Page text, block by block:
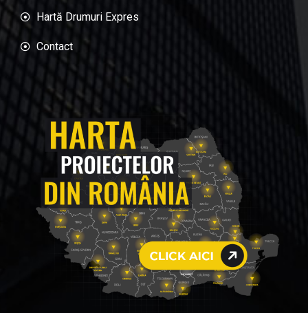
Hartă Drumuri Expres
Contact